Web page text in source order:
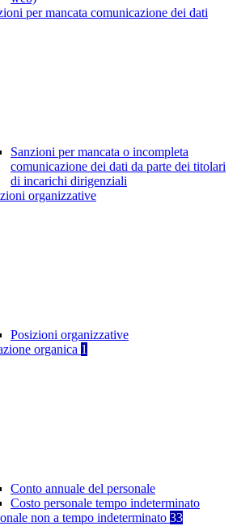
per mancata comunicazione dei dati
Sanzioni per mancata o incompleta
comunicazione dei dati da parte dei titolari
di incarichi dirigenziali
organizzative
Posizioni organizzative
organica 1
Conto annuale del personale
Costo personale tempo indeterminato
non a tempo indeterminato 33